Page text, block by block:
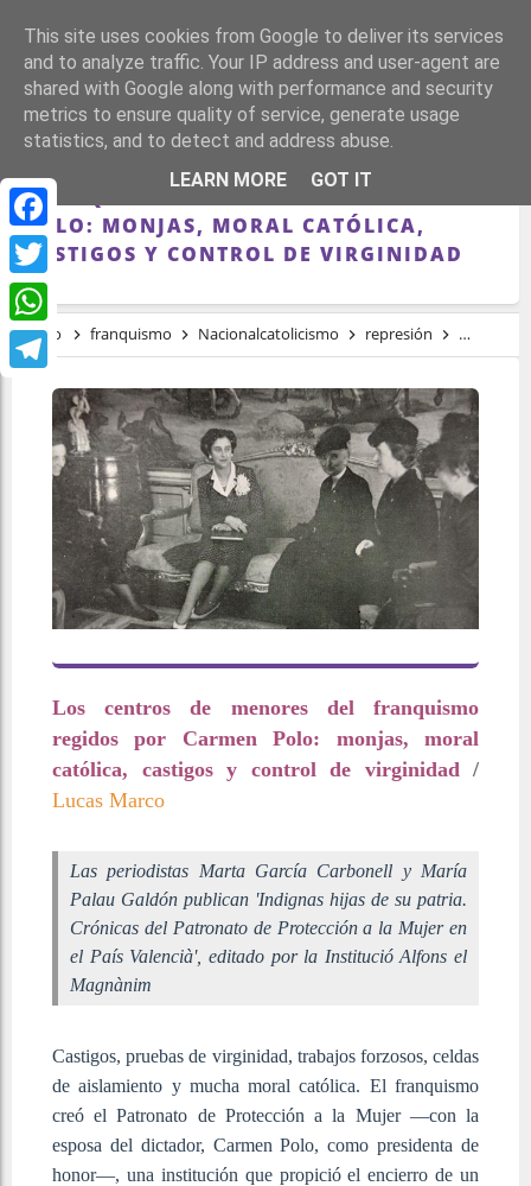
Facebook
Twitter
WhatsApp
Telegram
LOS CENTROS DE MENORES DEL
FRANQUISMO REGIDOS POR CARMEN
POLO: MONJAS, MORAL CATÓLICA,
CASTIGOS Y CONTROL DE VIRGINIDAD
Inicio franquismo Nacionalcatolicismo represión Torturas
Los centros de menores del franquismo
regidos por Carmen Polo: monjas, moral
católica, castigos y control de virginidad /
Lucas Marco
Las periodistas Marta García Carbonell y María
Palau Galdón publican 'Indignas hijas de su patria.
Crónicas del Patronato de Protección a la Mujer en
el País Valencià', editado por la Institució Alfons el
Magnànim
Castigos, pruebas de virginidad, trabajos forzosos, celdas
de aislamiento y mucha moral católica. El franquismo
creó el Patronato de Protección a la Mujer —con la
esposa del dictador, Carmen Polo, como presidenta de
honor—, una institución que propició el encierro de un
This site uses cookies from Google to deliver its services
and to analyze traffic. Your IP address and user-agent are
shared with Google along with performance and security
metrics to ensure quality of service, generate usage
statistics, and to detect and address abuse.
LEARN MORE
GOT IT